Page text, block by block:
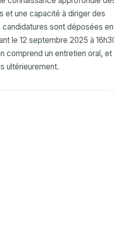
et une capacité à diriger des
sont déposées en
le 12 septembre 2025 à
comprend un entretien oral, et
ultérieurement.